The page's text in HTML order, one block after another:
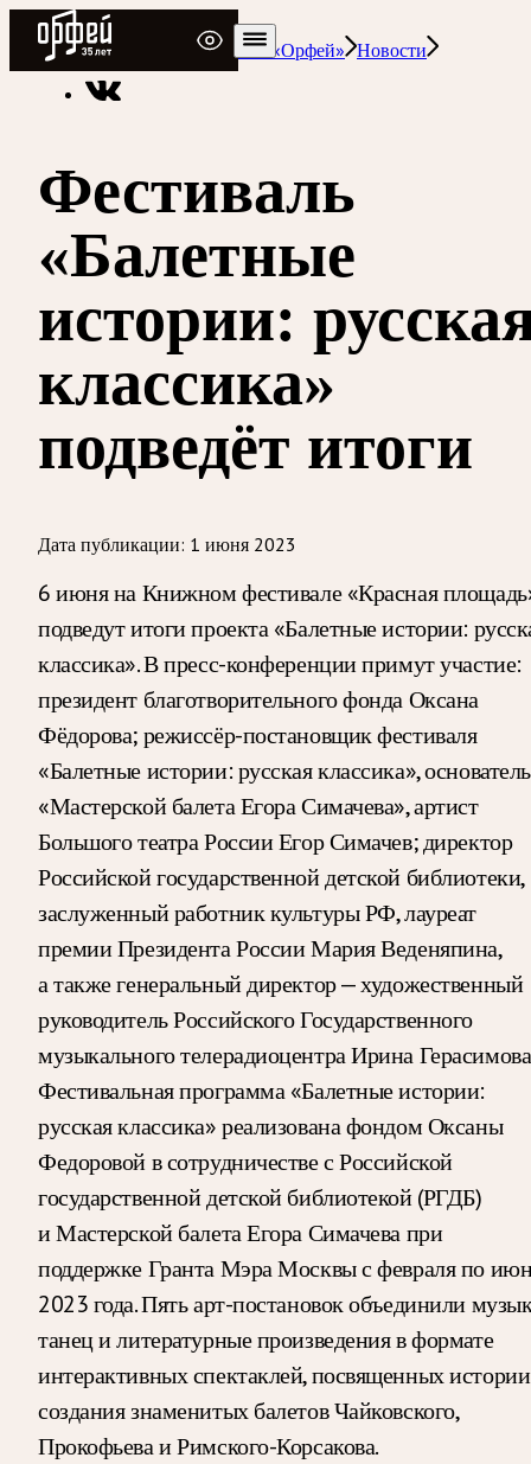
Радио Орфей
Радио классической музыки «Орфей» Новости
Фестиваль
«Балетные
истории:
классика»
подведёт итоги
Дата публикации: 1 июня 2023
6 июня на Книжном фестивале «Красная
подведут итоги проекта «Балетные истории:
классика». В пресс-конференции примут участие:
президент благотворительного фонда Оксана
Фёдорова; режиссёр-постановщик фестиваля
«Балетные истории: русская классика», основатель
«Мастерской балета Егора Симачева», артист
Большого театра России Егор Симачев; директор
Российской государственной детской библиотеки,
заслуженный работник культуры РФ, лауреат
премии Президента России Мария Веденяпина,
а также генеральный директор — художественный
руководитель Российского Государственного
музыкального телерадиоцентра Ирина
Фестивальная программа «Балетные истории:
русская классика» реализована фондом Оксаны
Федоровой в сотрудничестве с Российской
государственной детской библиотекой (РГДБ)
и Мастерской балета Егора Симачева при
поддержке Гранта Мэра Москвы с февраля по
2023 года. Пять арт-постановок объединили
танец и литературные произведения в формате
интерактивных спектаклей, посвященных истории
создания знаменитых балетов Чайковского,
Прокофьева и Римского-Корсакова.